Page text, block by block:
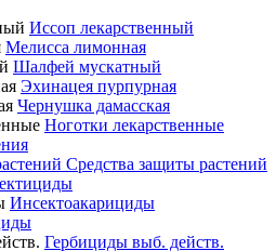
Иссоп лекарственный
Мелисса лимонная
Шалфей мускатный
Эхинацея пурпурная
Чернушка дамасская
Ноготки лекарственные
Средства защиты растений
Инсектоакарициды
Гербициды выб. действ.